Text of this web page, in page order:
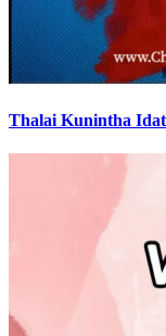
Thalai Kunintha